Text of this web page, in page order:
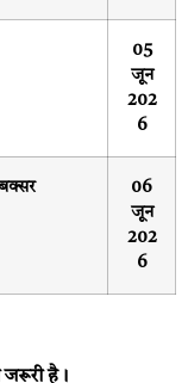
05
जून
202
6
06
जून
202
6
जरूरी है।